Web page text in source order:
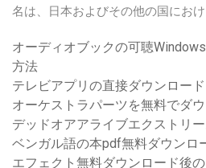
名は、日本およびその他の国にお
オーディオブックの可聴
方法
テレビアプリの直接ダウンロード
オーケストラパーツを無料でダ
デッドオアアライブエクストリ
ベンガル語の本pdf無料ダウンロ
エフェクト無料ダウンロード後